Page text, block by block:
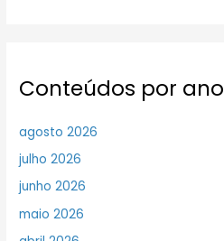
Conteúdos por ano
agosto 2026
julho 2026
junho 2026
maio 2026